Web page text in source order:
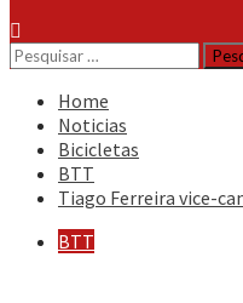
Pesquisar
por:
Home
Noticias
Bicicletas
BTT
Tiago Ferreira vice-
BTT